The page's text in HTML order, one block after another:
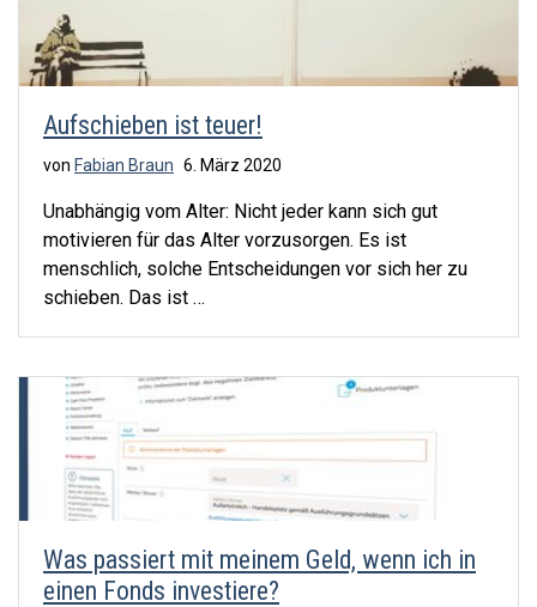
Aufschieben ist teuer!
von Fabian Braun 6. März 2020
Unabhängig vom Alter: Nicht jeder kann sich gut
motivieren für das Alter vorzusorgen. Es ist
menschlich, solche Entscheidungen vor sich her zu
schieben. Das ist …
Was passiert mit meinem Geld, wenn ich in
einen Fonds investiere?